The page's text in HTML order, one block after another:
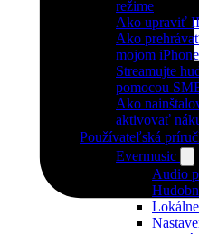
režime
Ako upraviť
Ako
mojom iPhone
Streamujte
pomocou
Ako
aktivovať
Používateľská
Evermusic
Audio